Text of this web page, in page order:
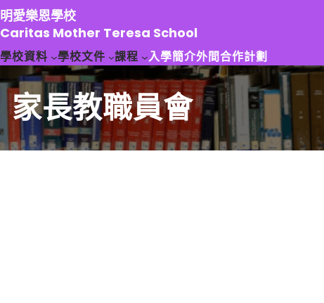
跳
至
主
要
容
明愛樂恩學校
Caritas Mother Teresa School
學校資料 學校文件 課程 入學簡介外間合作計劃
家長教職員會